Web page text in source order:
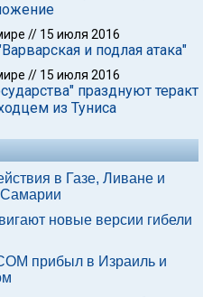
// 15 июля 2016
и подлая атака"
// 15 июля 2016
празднуют теракт
из Туниса
в Газе, Ливане и
новые версии гибели
прибыл в Израиль и